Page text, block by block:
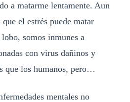
a matarme lentamente. Aun
el estrés puede matar
somos inmunes a
con virus dañinos y
que los humanos, pero…
mentales no